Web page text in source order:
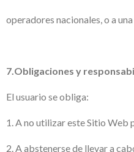
operadores nacionales, o a
7.Obligaciones y
El usuario se obliga:
1. A no utilizar este Sitio Web
2. A abstenerse de llevar a